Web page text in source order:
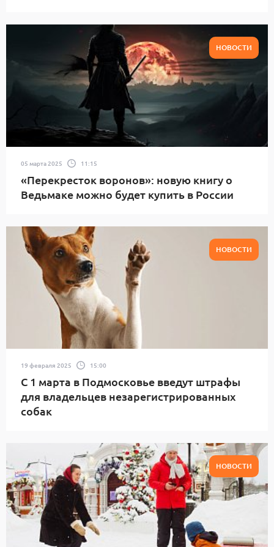
НОВОСТИ
05 марта 2025 11:15
«Перекресток воронов»: новую книгу о
Ведьмаке можно будет купить в России
НОВОСТИ
19 февраля 2025 15:00
С 1 марта в Подмосковье введут штрафы
для владельцев незарегистрированных
собак
НОВОСТИ